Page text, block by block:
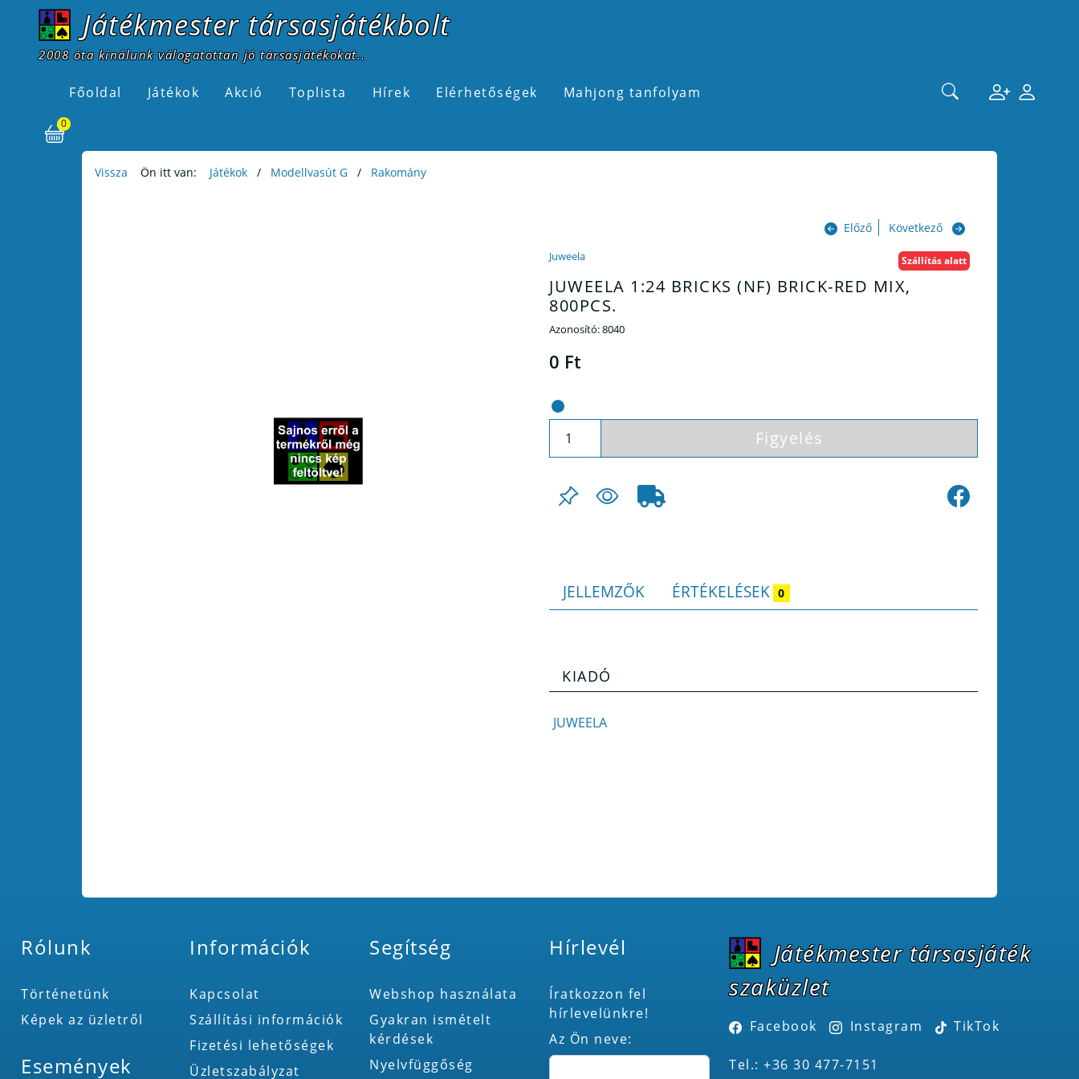
Játékmester társasjátékbolt
2008 óta kínálunk válogatottan jó társasjátékokat..
Főoldal Játékok Akció Toplista Hírek Elérhetőségek Mahjong tanfolyam
0
Vissza Ön itt van: Játékok Modellvasút G Rakomány
Előző Következő
Juweela
JUWEELA 1:24 BRICKS (NF) BRICK-RED MIX,
800PCS.
Azonosító:8040
Szállítás alatt
0 Ft
Figyelés
JELLEMZŐK ÉRTÉKELÉSEK 0
KIADÓ
JUWEELA
Rólunk
Történetünk
Képek az üzletről
Események
Információk
Kapcsolat
Szállítási információk
Fizetési lehetőségek
Üzletszabályzat
Segítség
Webshop használata
Gyakran ismételt
kérdések
Nyelvfüggőség
Hírlevél
Íratkozzon fel
hírlevelünkre!
Az Ön neve:
Játékmester társasjáték
szaküzlet
Facebook Instagram TikTok
Tel.: +36 30 477-7151